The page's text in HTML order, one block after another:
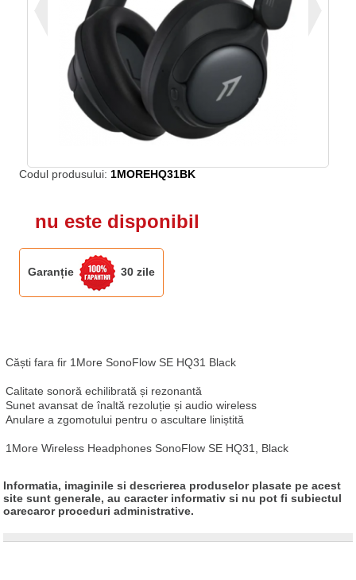
Codul produsului: 1MOREHQ31BK
nu este disponibil
Garanție 30 zile
Căști fara fir 1More SonoFlow SE HQ31 Black
Calitate sonoră echilibrată și rezonantă
Sunet avansat de înaltă rezoluție și audio wireless
Anulare a zgomotului pentru o ascultare liniștită
1More Wireless Headphones SonoFlow SE HQ31, Black
Informatia, imaginile si descrierea produselor plasate pe acest
site sunt generale, au caracter informativ si nu pot fi subiectul
oarecaror proceduri administrative.